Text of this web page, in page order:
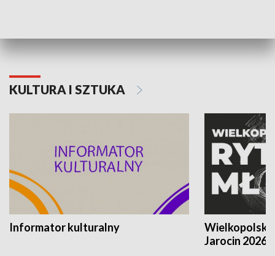
KULTURA I SZTUKA
Informator kulturalny
Jarocin 2026